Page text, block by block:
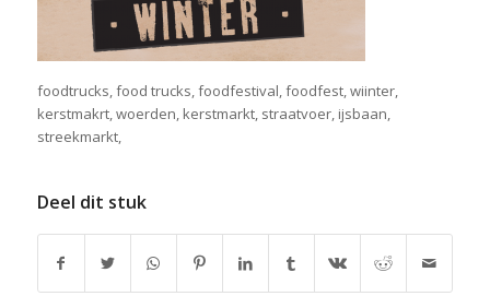
foodtrucks, food trucks, foodfestival, foodfest, wiinter,
kerstmakrt, woerden, kerstmarkt, straatvoer, ijsbaan,
streekmarkt,
Deel dit stuk